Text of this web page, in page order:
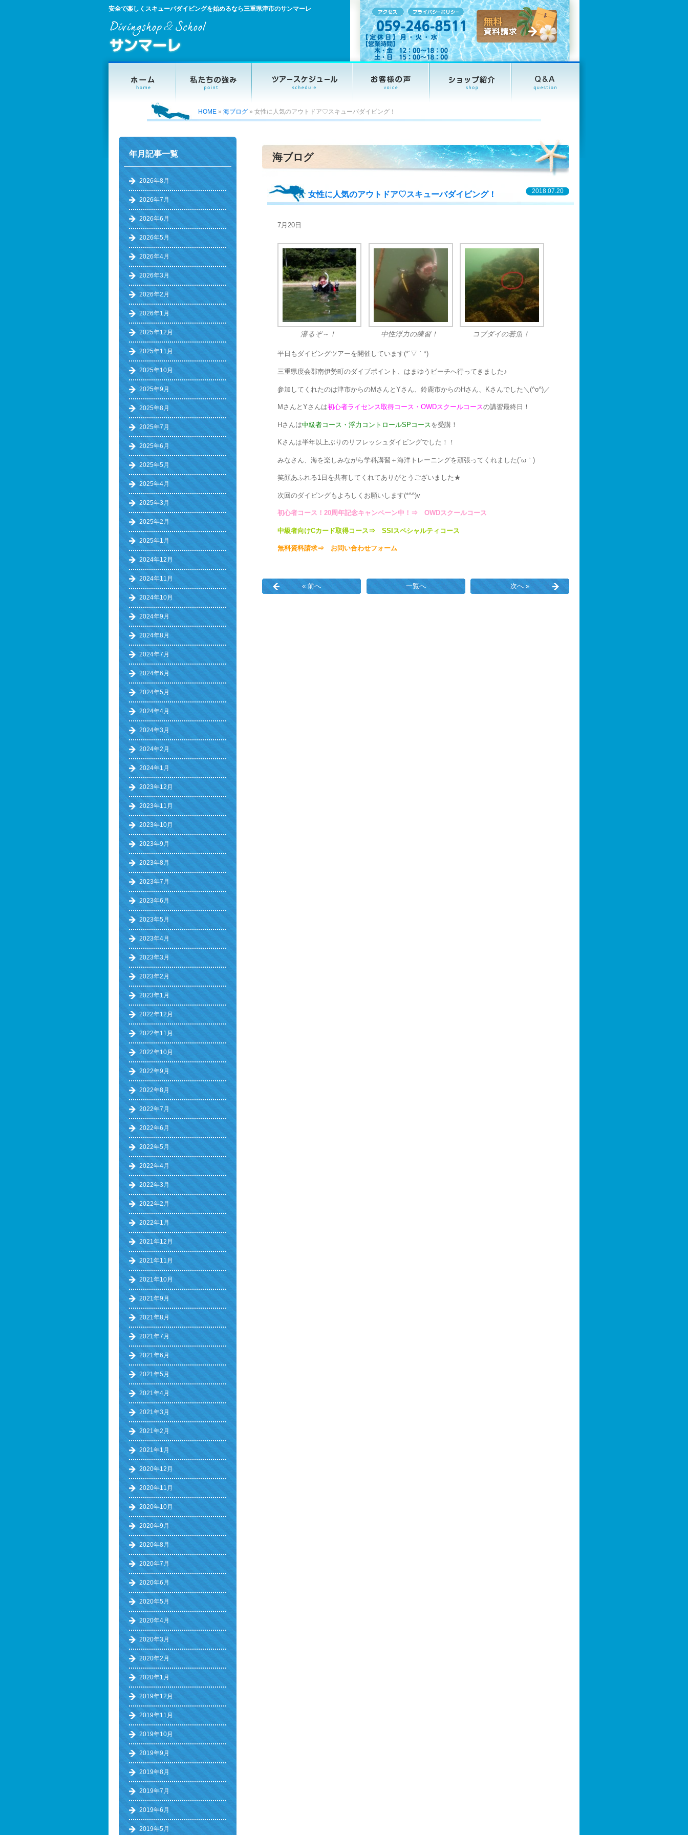
安全で楽しくスキューバダイビングを始めるなら三重県津市のサンマーレ
HOME » 海ブログ » 女性に人気のアウトドア♡スキューバダイビング！
海ブログ
女性に人気のアウトドア♡スキューバダイビング！ 2018.07.20
7月20日
潜るぞ～！ 中性浮力の練習！ コブダイの若魚！
平日もダイビングツアーを開催しています(*´▽｀*)
三重県度会郡南伊勢町のダイブポイント、はまゆうビーチへ行ってきました♪
参加してくれたのは津市からのMさんとYさん、鈴鹿市からのHさん、Kさんでした＼(^o^)／
MさんとYさんは初心者ライセンス取得コース・OWDスクールコースの講習最終日！
Hさんは中級者コース・浮力コントロールSPコース を受講！
Kさんは半年以上ぶりのリフレッシュダイビングでした！！
みなさん、海を楽しみながら学科講習＋海洋トレーニングを頑張ってくれました(´ω｀)
笑顔あふれる1日を共有してくれてありがとうございました★
次回のダイビングもよろしくお願いします(*^^)v
初心者コース！20周年記念キャンペーン中！⇒ OWDスクールコース
中級者向けCカード取得コース⇒ SSIスペシャルティコース
無料資料請求⇒ お問い合わせフォーム
« 前へ 一覧へ 次へ »
年月記事一覧
2026年8月
2026年7月
2026年6月
2026年5月
2026年4月
2026年3月
2026年2月
2026年1月
2025年12月
2025年11月
2025年10月
2025年9月
2025年8月
2025年7月
2025年6月
2025年5月
2025年4月
2025年3月
2025年2月
2025年1月
2024年12月
2024年11月
2024年10月
2024年9月
2024年8月
2024年7月
2024年6月
2024年5月
2024年4月
2024年3月
2024年2月
2024年1月
2023年12月
2023年11月
2023年10月
2023年9月
2023年8月
2023年7月
2023年6月
2023年5月
2023年4月
2023年3月
2023年2月
2023年1月
2022年12月
2022年11月
2022年10月
2022年9月
2022年8月
2022年7月
2022年6月
2022年5月
2022年4月
2022年3月
2022年2月
2022年1月
2021年12月
2021年11月
2021年10月
2021年9月
2021年8月
2021年7月
2021年6月
2021年5月
2021年4月
2021年3月
2021年2月
2021年1月
2020年12月
2020年11月
2020年10月
2020年9月
2020年8月
2020年7月
2020年6月
2020年5月
2020年4月
2020年3月
2020年2月
2020年1月
2019年12月
2019年11月
2019年10月
2019年9月
2019年8月
2019年7月
2019年6月
2019年5月